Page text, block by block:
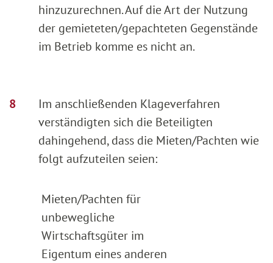
hinzuzurechnen. Auf die Art der Nutzung
der gemieteten/gepachteten Gegenstände
im Betrieb komme es nicht an.
Im anschließenden Klageverfahren
verständigten sich die Beteiligten
dahingehend, dass die Mieten/Pachten wie
folgt aufzuteilen seien:
Mieten/Pachten für
unbewegliche
Wirtschaftsgüter im
Eigentum eines anderen